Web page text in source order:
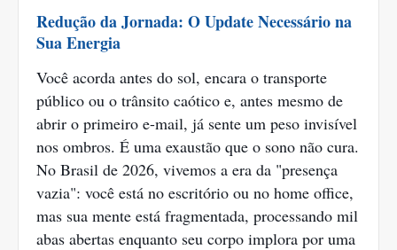
Redução da Jornada: O Update Necessário na
Sua Energia
Você acorda antes do sol, encara o transporte
público ou o trânsito caótico e, antes mesmo de
abrir o primeiro e-mail, já sente um peso invisível
nos ombros. É uma exaustão que o sono não cura.
No Brasil de 2026, vivemos a era da "presença
vazia": você está no escritório ou no home office,
mas sua mente está fragmentada, processando mil
abas abertas enquanto seu corpo implora por uma